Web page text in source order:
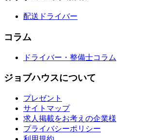
配送ドライバー
コラム
ドライバー・整備士コラム
ジョブハウスについて
プレゼント
サイトマップ
求人掲載をお考えの企業様
プライバシーポリシー